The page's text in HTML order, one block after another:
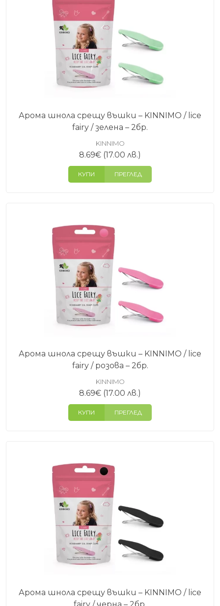
Арома шнола срещу въшки – KINNIMO / lice
fairy / зелена – 2бр.
KINNIMO
8.69€ (17.00 лв.)
КУПИ ПРЕГЛЕД
Арома шнола срещу въшки – KINNIMO / lice
fairy / розова – 2бр.
KINNIMO
8.69€ (17.00 лв.)
КУПИ ПРЕГЛЕД
Арома шнола срещу въшки – KINNIMO / lice
fairy / черна – 2бр.